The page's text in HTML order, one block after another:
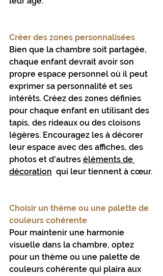
Créer des zones personnalisées
Bien que la chambre soit partagée,
chaque enfant devrait avoir son
propre espace personnel où il peut
exprimer sa personnalité et ses
intérêts. Créez des zones définies
pour chaque enfant en utilisant des
tapis, des rideaux ou des cloisons
légères. Encouragez les à décorer
leur espace avec des affiches, des
photos et d'autres éléments de
décoration
  qui leur tiennent à cœur.
Choisir un thème ou une palette de
couleurs cohérente
Pour maintenir une harmonie
visuelle dans la chambre, optez
pour un thème ou une palette de
couleurs cohérente qui plaira aux